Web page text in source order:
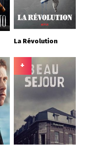
La Révolution
+